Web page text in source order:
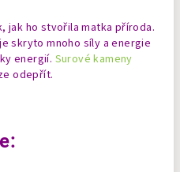
jak ho stvořila matka příroda.
skryto mnoho síly a energie
energií. Surové kameny
odepřít.